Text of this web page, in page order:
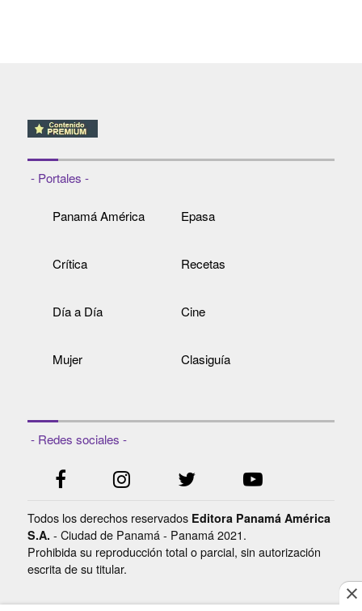
- Portales -
Panamá América Epasa
Crítica Recetas
Día a Día Cine
Mujer Clasiguía
- Redes sociales -
Todos los derechos reservados Editora Panamá América
S.A. - Ciudad de Panamá - Panamá 2021.
Prohibida su reproducción total o parcial, sin autorización
escrita de su titular.